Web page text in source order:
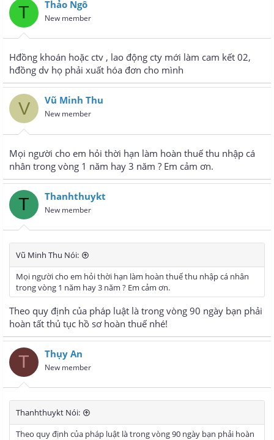
T Thảo Ngô
New member
Hđồng khoán hoặc ctv , lao động cty mới làm cam kết 02,
hđồng dv họ phải xuất hóa đơn cho mình
V Vũ Minh Thu
New member
Mọi người cho em hỏi thời hạn làm hoàn thuế thu nhập cá
nhân trong vòng 1 năm hay 3 năm ? Em cảm ơn.
T Thanhthuykt
New member
Vũ Minh Thu Nói:
Mọi người cho em hỏi thời hạn làm hoàn thuế thu nhập cá nhân
trong vòng 1 năm hay 3 năm ? Em cảm ơn.
Theo quy định của pháp luật là trong vòng 90 ngày bạn phải
hoàn tất thủ tục hồ sơ hoàn thuế nhé!
T Thụy An
New member
Thanhthuykt Nói:
Theo quy định của pháp luật là trong vòng 90 ngày bạn phải hoàn